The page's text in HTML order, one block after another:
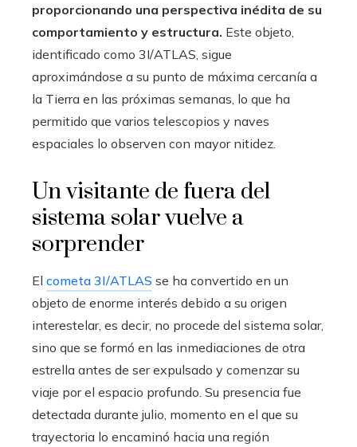
proporcionando una perspectiva inédita de su
comportamiento y estructura. Este objeto,
identificado como 3I/ATLAS, sigue
aproximándose a su punto de máxima cercanía a
la Tierra en las próximas semanas, lo que ha
permitido que varios telescopios y naves
espaciales lo observen con mayor nitidez.
Un visitante de fuera del
sistema solar vuelve a
sorprender
El cometa 3I/ATLAS se ha convertido en un
objeto de enorme interés debido a su origen
interestelar, es decir, no procede del sistema solar,
sino que se formó en las inmediaciones de otra
estrella antes de ser expulsado y comenzar su
viaje por el espacio profundo. Su presencia fue
detectada durante julio, momento en el que su
trayectoria lo encaminó hacia una región